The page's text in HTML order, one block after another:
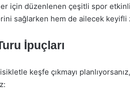
için düzenlenen çeşitli spor
sağlarken hem de ailecek keyifli
İpuçları
keşfe çıkmayı